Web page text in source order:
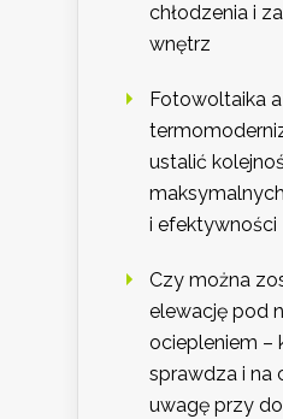
chłodzenia i
wnętrz
Fotowoltaika a
ustalić
i efektywności
Czy można
elewację pod
ociepleniem –
sprawdza i na
uwagę przy